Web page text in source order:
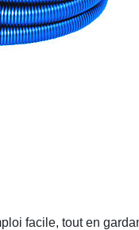
facile, tout en